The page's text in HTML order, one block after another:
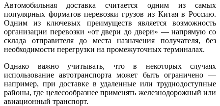
Автомобильная доставка считается одним из самых
популярных форматов перевозки грузов из Китая в Россию.
Одним из ключевых преимуществ является возможность
организации перевозки «от двери до двери» — напрямую со
склада отправителя до места назначения получателя, без
необходимости перегрузки на промежуточных терминалах.
Однако важно учитывать, что в некоторых случаях
использование автотранспорта может быть ограничено —
например, при доставке в удаленные или труднодоступные
районы, где целесообразнее применять железнодорожный или
авиационный транспорт.